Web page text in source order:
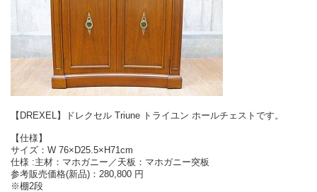
【DREXEL】ドレクセル Triune トライユン ホールチェストです。
【仕様】
サイズ：W 76×D25.5×H71cm
仕様 :主材：マホガニー／天板：マホガニー突板
参考販売価格(新品)：280,800 円
※棚2段